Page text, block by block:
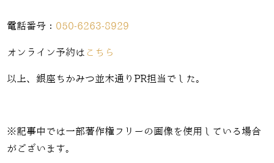
電話番号： 050-6263-8929
オンライン予約は こちら
以上、銀座ちかみつ並木通りPR担当でした。
※記事中では一部著作権フリーの画像を使用している場合
がございます。